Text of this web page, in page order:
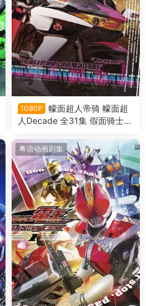
1080P
幪面超人帝骑 幪面超
人Decade 全31集 假面骑士帝
粤语动画剧集